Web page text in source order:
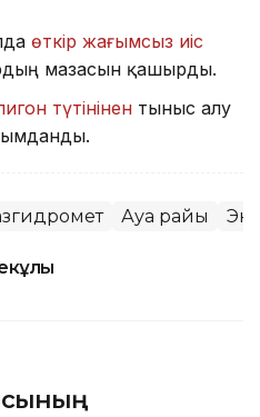
өткір жағымсыз иіс
мазасын қашырды.
түтінінен тыныс алу
Ауа райы